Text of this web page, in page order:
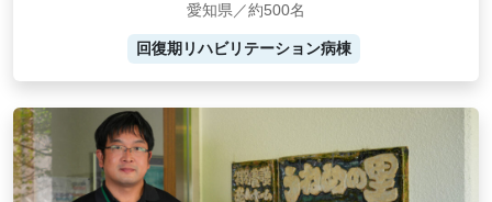
愛知県／約500名
回復期リハビリテーション病棟